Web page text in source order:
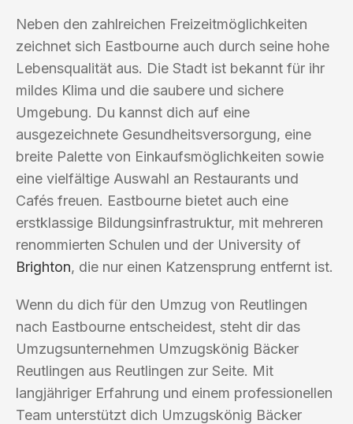
Neben den zahlreichen Freizeitmöglichkeiten
zeichnet sich Eastbourne auch durch seine hohe
Lebensqualität aus. Die Stadt ist bekannt für ihr
mildes Klima und die saubere und sichere
Umgebung. Du kannst dich auf eine
ausgezeichnete Gesundheitsversorgung, eine
breite Palette von Einkaufsmöglichkeiten sowie
eine vielfältige Auswahl an Restaurants und
Cafés freuen. Eastbourne bietet auch eine
erstklassige Bildungsinfrastruktur, mit mehreren
renommierten Schulen und der University of
Brighton, die nur einen Katzensprung entfernt ist.
Wenn du dich für den Umzug von Reutlingen
nach Eastbourne entscheidest, steht dir das
Umzugsunternehmen Umzugskönig Bäcker
Reutlingen aus Reutlingen zur Seite. Mit
langjähriger Erfahrung und einem professionellen
Team unterstützt dich Umzugskönig Bäcker